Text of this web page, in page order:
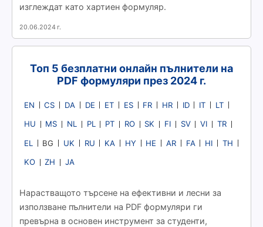
изглеждат като хартиен формуляр.
20.06.2024 г.
Топ 5 безплатни онлайн пълнители на
PDF формуляри през 2024 г.
EN CS DA DE ET ES FR HR ID IT LT
HU MS NL PL PT RO SK FI SV VI TR
EL BG UK RU KA HY HE AR FA HI TH
KO ZH JA
Нарастващото търсене на ефективни и лесни за
използване пълнители на PDF формуляри ги
превърна в основен инструмент за студенти,